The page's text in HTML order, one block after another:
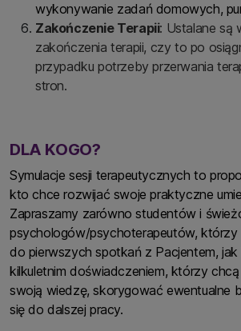
wykonywanie zadań domowych,
Zakończenie Terapii: Ustalane są
zakończenia terapii, czy to po
przypadku potrzeby przerwania
stron.
DLA KOGO?
Symulacje sesji terapeutycznych to
kto chce rozwijać swoje praktyczne
Zapraszamy zarówno studentów i
psychologów/psychoterapeutów, którzy
do pierwszych spotkań z Pacjentem, jak
kilkuletnim doświadczeniem, którzy
swoją wiedzę, skorygować ewentualne
się do dalszej pracy.